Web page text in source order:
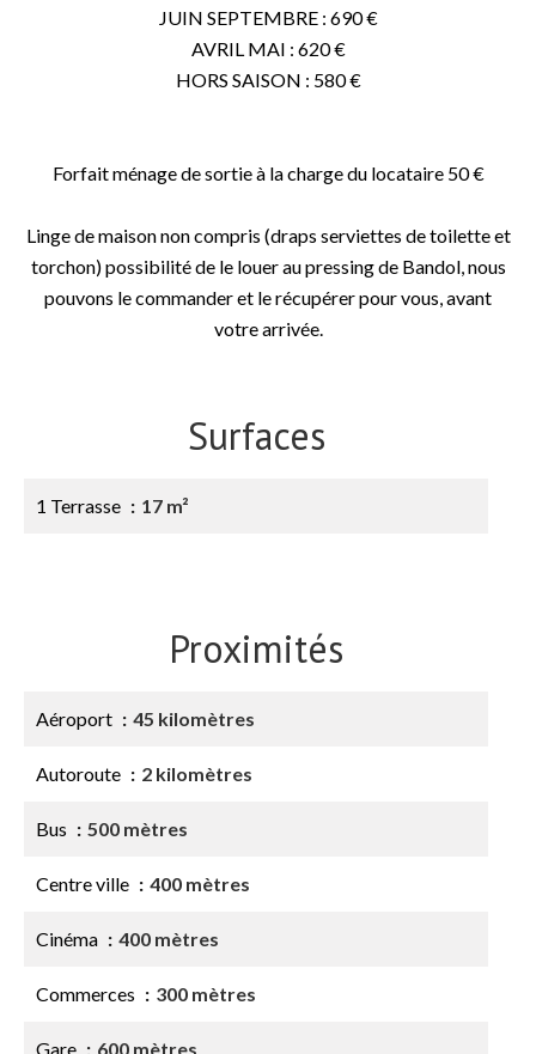
JUIN SEPTEMBRE : 690 €
AVRIL MAI : 620 €
HORS SAISON : 580 €
Forfait ménage de sortie à la charge du locataire 50 €
Linge de maison non compris (draps serviettes de toilette et
torchon) possibilité de le louer au pressing de Bandol, nous
pouvons le commander et le récupérer pour vous, avant
votre arrivée.
Surfaces
1 Terrasse 17 m²
Proximités
Aéroport 45 kilomètres
Autoroute 2 kilomètres
Bus 500 mètres
Centre ville 400 mètres
Cinéma 400 mètres
Commerces 300 mètres
Gare 600 mètres